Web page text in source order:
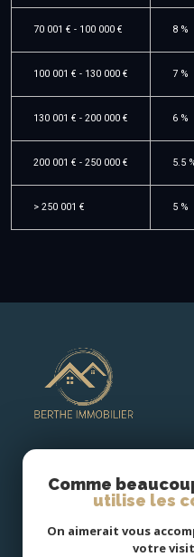
70 001 € - 100 000 € 8 %
100 001 € - 130 000 € 7 %
130 001 € - 200 000 € 6 %
200 001 € - 250 000 € 5.5
> 250 001 € 5 %
BERTHE
Comme
utilise les
On aimerait vous
votre